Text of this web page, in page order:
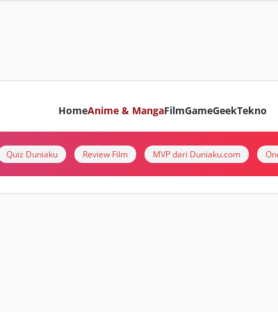
HomeAnime & MangaFilmGameGeekTekno
Quiz Duniaku Review Film MVP dari Duniaku.com